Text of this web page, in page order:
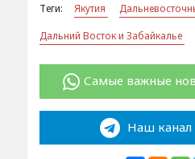
Теги: Якутия
Дальний Восток и Забайкалье
Самые важные
Наш канал